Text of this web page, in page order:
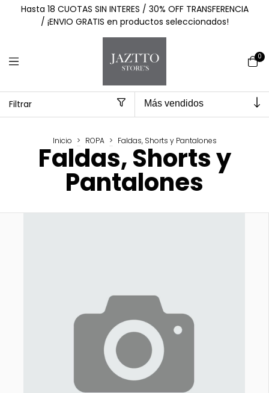
Hasta 18 CUOTAS SIN INTERES / 30% OFF TRANSFERENCIA
/ ¡ENVIO GRATIS en productos seleccionados!
0
Filtrar
Inicio > ROPA > Faldas, Shorts y Pantalones
Faldas, Shorts y
Pantalones